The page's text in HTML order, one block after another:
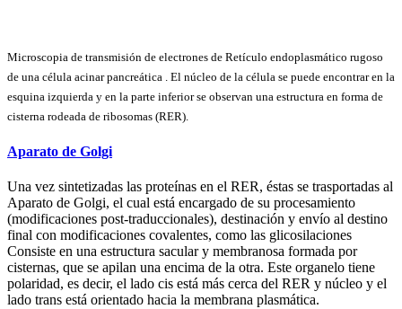
Microscopia de transmisión de electrones de Retículo endoplasmático rugoso
de una célula acinar pancreática . El núcleo de la célula se puede encontrar en la
esquina izquierda y en la parte inferior se observan una estructura en forma de
cisterna rodeada de ribosomas (RER).
Aparato de Golgi
Una vez sintetizadas las proteínas en el RER, éstas se trasportadas al
Aparato de Golgi, el cual está encargado de su procesamiento
(modificaciones post-traduccionales), destinación y envío al destino
final con modificaciones covalentes, como las glicosilaciones
Consiste en una estructura sacular y membranosa formada por
cisternas, que se apilan una encima de la otra. Este organelo tiene
polaridad, es decir, el lado cis está más cerca del RER y núcleo y el
lado trans está orientado hacia la membrana plasmática.